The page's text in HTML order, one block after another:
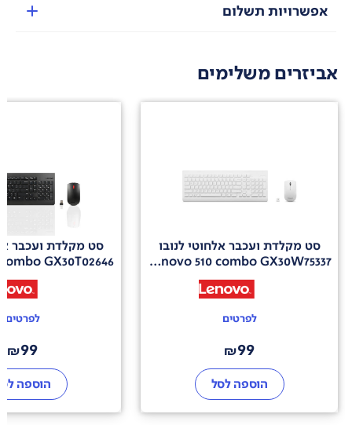
אפשרויות תשלום
אביזרים משלימים
סט מקלדת ועכבר אלחוטי לנובו
Lenovo 510 combo GX30W75337
לפרטים
99
₪
הוספה לסל
סט מקלדת ועכבר
GX30T02646
לפרטים
99
₪
הוספה